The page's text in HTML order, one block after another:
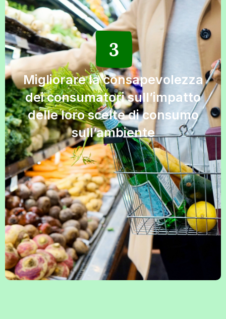
Migliorare la consapevolezza
dei consumatori sull’impatto
delle loro scelte di consumo
sull’ambiente